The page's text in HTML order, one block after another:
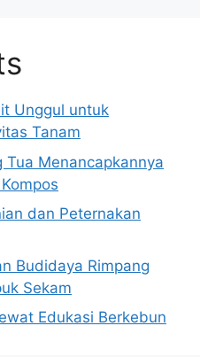
Unggul untuk
Tanam
Menancapkannya
dan Peternakan
Budidaya Rimpang
Sekam
Edukasi Berkebun